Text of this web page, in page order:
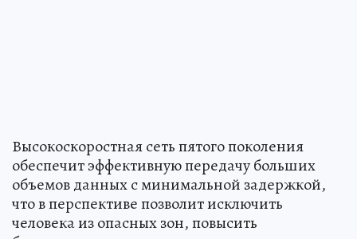
Высокоскоростная сеть пятого поколения
обеспечит эффективную передачу больших
объемов данных с минимальной задержкой,
что в перспективе позволит исключить
человека из опасных зон, повысить